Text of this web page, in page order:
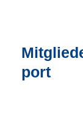
port